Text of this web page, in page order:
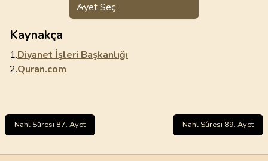
Ayet Seç
Kaynakça
1.Diyanet İşleri Başkanlığı
2.Quran.com
Nahl Sûresi 87. Ayet Nahl Sûresi 89. Ayet